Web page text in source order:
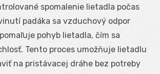
spomalenie lietadla počas
padáka sa vzduchový odpor
pohyb lietadla, čím sa
Tento proces umožňuje lietadlu
na pristávacej dráhe bez potreby